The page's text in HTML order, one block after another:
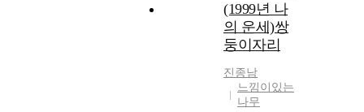
(1999년 나
의 운세)쌍
둥이자리
진종남
느낌이있는
나무